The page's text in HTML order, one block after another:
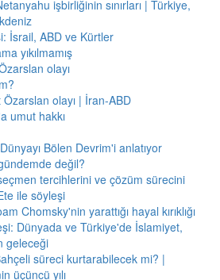
işbirliğinin sınırları | Türkiye,
İsrail, ABD ve Kürtler
yıkılmamış
olayı
olayı | İran-ABD
umut hakkı
Bölen Devrim'i anlatıyor
değil?
tercihlerini ve çözüm sürecini
ile söyleşi
Chomsky'nin yarattığı hayal kırıklığı
Dünyada ve Türkiye'de İslamiyet,
geleceği
süreci kurtarabilecek mi? |
üçüncü yılı